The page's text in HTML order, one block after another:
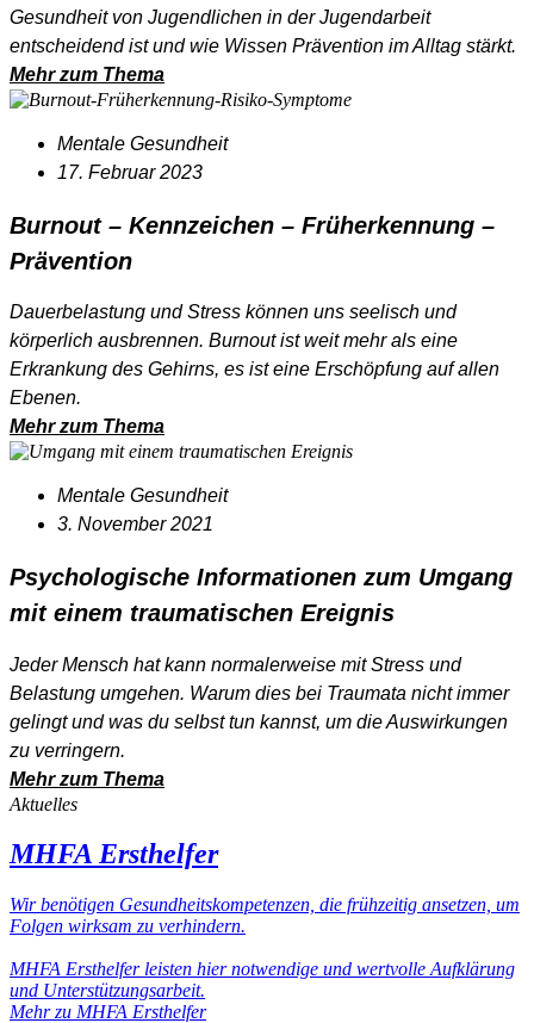
Gesundheit von Jugendlichen in der Jugendarbeit
entscheidend ist und wie Wissen Prävention im Alltag stärkt.
Mehr zum Thema
Mentale Gesundheit
17. Februar 2023
Burnout – Kennzeichen – Früherkennung –
Prävention
Dauerbelastung und Stress können uns seelisch und
körperlich ausbrennen. Burnout ist weit mehr als eine
Erkrankung des Gehirns, es ist eine Erschöpfung auf allen
Ebenen.
Mehr zum Thema
Mentale Gesundheit
3. November 2021
Psychologische Informationen zum Umgang
mit einem traumatischen Ereignis
Jeder Mensch hat kann normalerweise mit Stress und
Belastung umgehen. Warum dies bei Traumata nicht immer
gelingt und was du selbst tun kannst, um die Auswirkungen
zu verringern.
Mehr zum Thema
Aktuelles
MHFA Ersthelfer
Wir benötigen Gesund­heits­kompe­tenzen, die frühzeitig ansetzen, um
Folgen wirksam zu verhindern.
MHFA Ersthelfer leisten hier notwendige und wertvolle Aufklärung
und Unter­stütz­ungs­arbeit.
Mehr zu MHFA Ersthelfer